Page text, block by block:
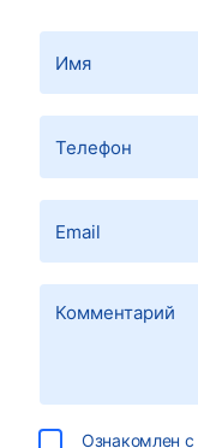
Ознакомлен с